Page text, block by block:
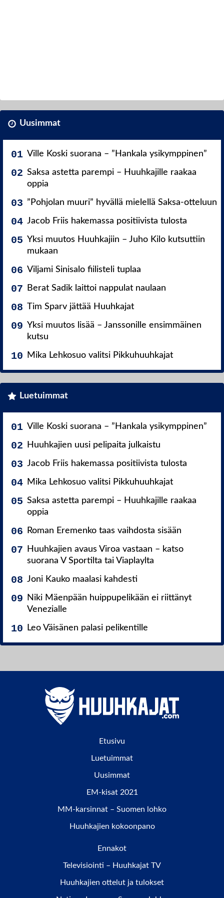
Uusimmat
Ville Koski suorana – ”Hankala ysikymppinen”
Saksa astetta parempi – Huuhkajille raakaa
oppia
”Pohjolan muuri” hyvällä mielellä Saksa-otteluun
Jacob Friis hakemassa positiivista tulosta
Yksi muutos Huuhkajiin – Juho Kilo kutsuttiin
mukaan
Viljami Sinisalo fiilisteli tuplaa
Berat Sadik laittoi nappulat naulaan
Tim Sparv jättää Huuhkajat
Yksi muutos lisää – Janssonille ensimmäinen
kutsu
Mika Lehkosuo valitsi Pikkuhuuhkajat
Luetuimmat
Ville Koski suorana – ”Hankala ysikymppinen”
Huuhkajien uusi pelipaita julkaistu
Jacob Friis hakemassa positiivista tulosta
Mika Lehkosuo valitsi Pikkuhuuhkajat
Saksa astetta parempi – Huuhkajille raakaa
oppia
Roman Eremenko taas vaihdosta sisään
Huuhkajien avaus Viroa vastaan – katso
suorana V Sportilta tai Viaplaylta
Joni Kauko maalasi kahdesti
Niki Mäenpään huippupelikään ei riittänyt
Venezialle
Leo Väisänen palasi pelikentille
Etusivu
Luetuimmat
Uusimmat
EM-kisat 2021
MM-karsinnat – Suomen lohko
Huuhkajien kokoonpano
Ennakot
Televisiointi – Huuhkajat TV
Huuhkajien ottelut ja tulokset